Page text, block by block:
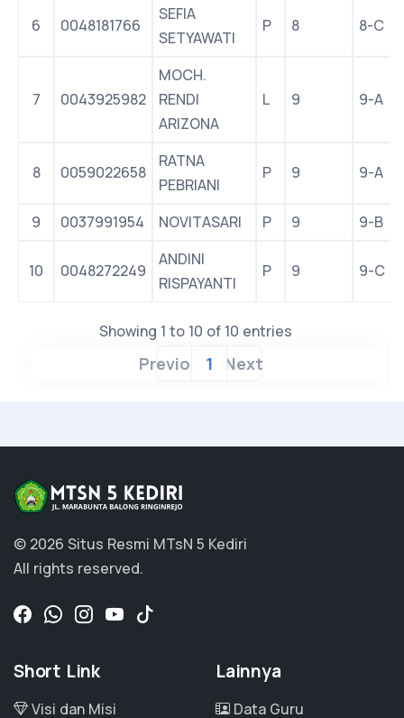
6 0048181766
SEFIA
SETYAWATI
P 8 8-C
7 0043925982
MOCH.
RENDI
ARIZONA
L 9 9-A
8 0059022658
RATNA
PEBRIANI
P 9 9-A
9 0037991954 NOVITASARI P 9 9-B
10 0048272249
ANDINI
RISPAYANTI
P 9 9-C
Showing 1 to 10 of 10 entries
Previous1 Next
© 2026 Situs Resmi MTsN 5 Kediri
All rights reserved.
Short Link
Visi dan Misi
Lainnya
Data Guru